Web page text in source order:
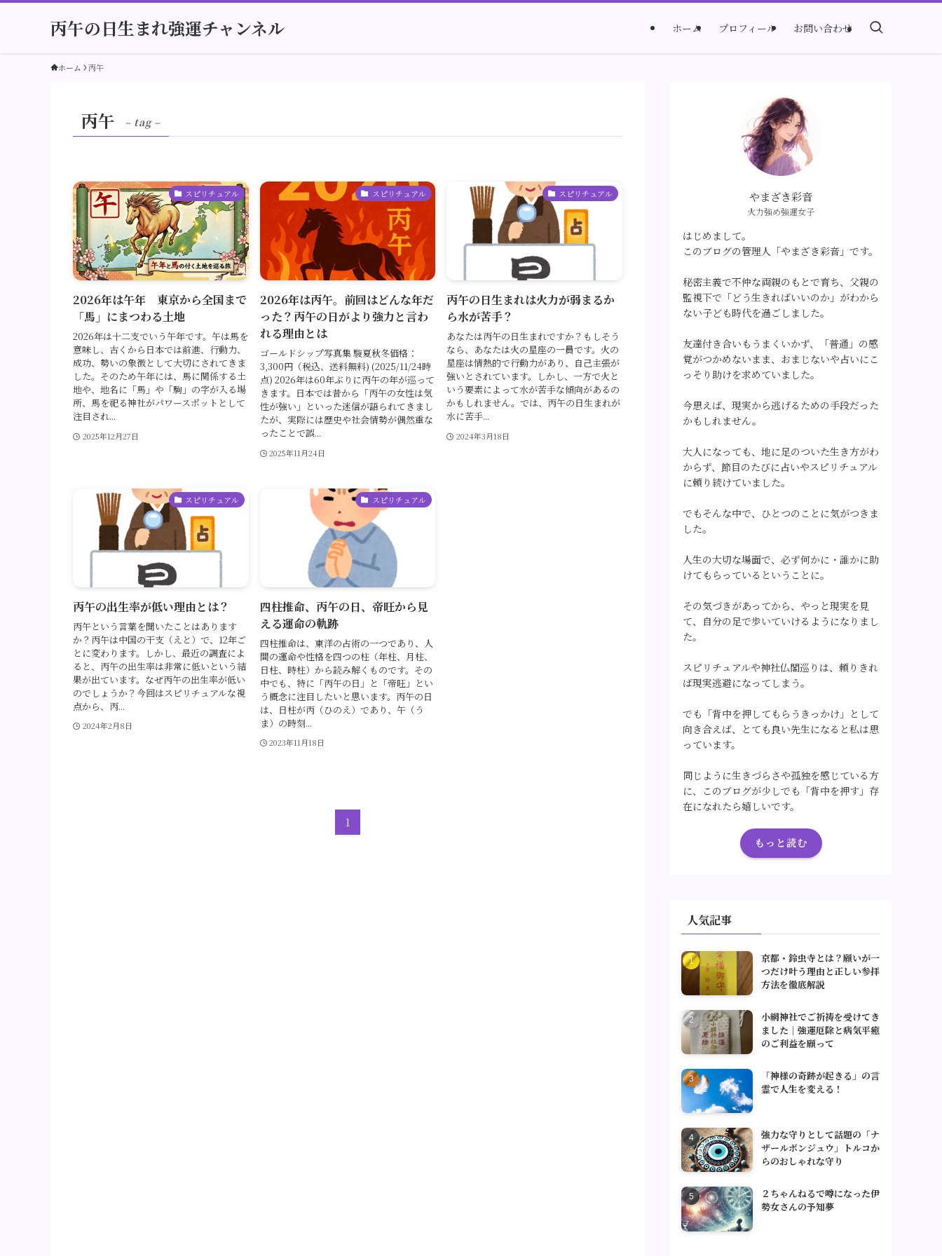
丙午の日生まれ強運チャンネル ホーム プロフィール お問い合わせ
ホーム 丙午
丙午 – tag –
スピリチュアル
2026年は午年 東京から全国まで
「馬」にまつわる土地
2026年は十二支でいう午年です。午は馬を
意味し、古くから日本では前進、行動力、
成功、勢いの象徴として大切にされてきま
した。そのため午年には、馬に関係する土
地や、地名に「馬」や「駒」の字が入る場
所、馬を祀る神社がパワースポットとして
注目され...
2025年12月27日
スピリチュアル
2026年は丙午。前回はどんな年だ
った？丙午の日がより強力と言わ
れる理由とは
ゴールドシップ写真集 駿夏秋冬価格：
3,300円（税込、送料無料) (2025/11/24時
点) 2026年は60年ぶりに丙午の年が巡って
きます。日本では昔から「丙午の女性は気
性が強い」といった迷信が語られてきまし
たが、実際には歴史や社会情勢が偶然重な
ったことで誤...
2025年11月24日
スピリチュアル
丙午の日生まれは火力が弱まるか
ら水が苦手？
あなたは丙午の日生まれですか？もしそう
なら、あなたは火の星座の一員です。火の
星座は情熱的で行動力があり、自己主張が
強いとされています。しかし、一方で火と
いう要素によって水が苦手な傾向があるの
かもしれません。では、丙午の日生まれが
水に苦手...
2024年3月18日
スピリチュアル
丙午の出生率が低い理由とは？
丙午という言葉を聞いたことはあります
か？丙午は中国の干支（えと）で、12年ご
とに変わります。しかし、最近の調査によ
ると、丙午の出生率は非常に低いという結
果が出ています。なぜ丙午の出生率が低い
のでしょうか？今回はスピリチュアルな視
点から、丙...
2024年2月8日
スピリチュアル
四柱推命、丙午の日、帝旺から見
える運命の軌跡
四柱推命は、東洋の占術の一つであり、人
間の運命や性格を四つの柱（年柱、月柱、
日柱、時柱）から読み解くものです。その
中でも、特に「丙午の日」と「帝旺」とい
う概念に注目したいと思います。丙午の日
は、日柱が丙（ひのえ）であり、午（う
ま）の時刻...
2023年11月18日
1
やまざき彩音
火力強め強運女子
はじめまして。
このブログの管理人「やまざき彩音」です。
秘密主義で不仲な両親のもとで育ち、父親の
監視下で「どう生きればいいのか」がわから
ない子ども時代を過ごしました。
友達付き合いもうまくいかず、「普通」の感
覚がつかめないまま、おまじないや占いにこ
っそり助けを求めていました。
今思えば、現実から逃げるための手段だった
かもしれません。
大人になっても、地に足のついた生き方がわ
からず、節目のたびに占いやスピリチュアル
に頼り続けていました。
でもそんな中で、ひとつのことに気がつきま
した。
人生の大切な場面で、必ず何かに・誰かに助
けてもらっているということに。
その気づきがあってから、やっと現実を見
て、自分の足で歩いていけるようになりまし
た。
スピリチュアルや神社仏閣巡りは、頼りきれ
ば現実逃避になってしまう。
でも「背中を押してもらうきっかけ」として
向き合えば、とても良い先生になると私は思
っています。
同じように生きづらさや孤独を感じている方
に、このブログが少しでも「背中を押す」存
在になれたら嬉しいです。
もっと読む
人気記事
京都・鈴虫寺とは？願いが一
つだけ叶う理由と正しい参拝
方法を徹底解説
小網神社でご祈祷を受けてき
ました｜強運厄除と病気平癒
のご利益を願って
「神様の奇跡が起きる」の言
霊で人生を変える！
強力な守りとして話題の「ナ
ザールボンジュウ」トルコか
らのおしゃれな守り
２ちゃんねるで噂になった伊
勢女さんの予知夢